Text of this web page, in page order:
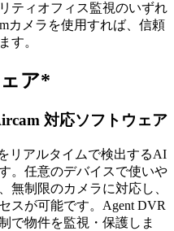
ティオフィス監視のいずれ
カメラを使用すれば、信頼
す。
ア*
対応ソフトウェア
リアルタイムで検出するAI
。任意のデバイスで使いや
無制限のカメラに対応し、
スが可能です。Agent DVR
で物件を監視・保護しま